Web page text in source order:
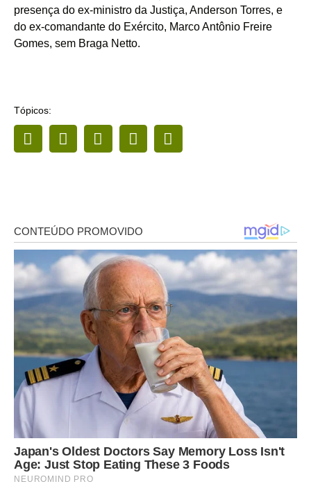
presença do ex-ministro da Justiça, Anderson Torres, e
do ex-comandante do Exército, Marco Antônio Freire
Gomes, sem Braga Netto.
Tópicos: